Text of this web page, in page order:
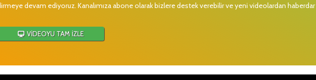
devam ediyoruz. Kanalımıza abone olarak bizlere destek verebilir ve yeni videolardan haberdar
VİDEOYU TAM İZLE